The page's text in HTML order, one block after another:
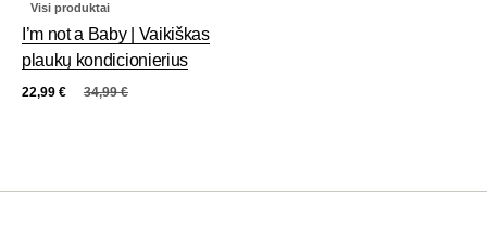
Visi produktai
I’m not a Baby | Vaikiškas
plaukų kondicionierius
34,99€
22,99 €